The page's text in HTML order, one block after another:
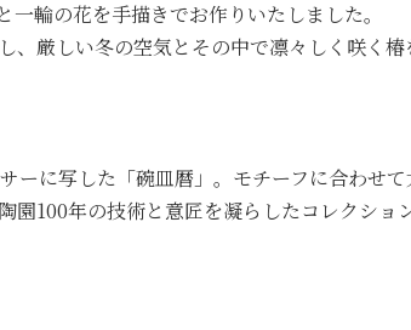
輪の花を手描きでお作りいたしました。
厳しい冬の空気とその中で凛々しく咲く椿
ーに写した「碗皿暦」。モチーフに合わせ
100年の技術と意匠を凝らしたコレクション